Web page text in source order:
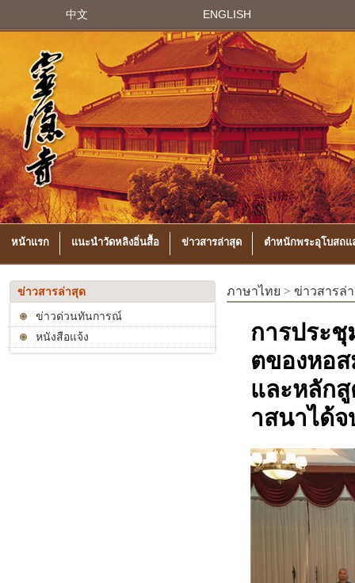
中文 ENGLISH
หน้าแรก แนะนำวัดหลิงอิ่นสื้อ ข่าวสารล่าสุด ตำหนักพระอุโบสถ
ข่าวสารล่าสุด
ข่าวด่วนทันการณ์
หนังสือแจ้ง
ภาษาไทย > ข่าวสารล่
การประ
ตของหอ
และหลัก
าสนาได้